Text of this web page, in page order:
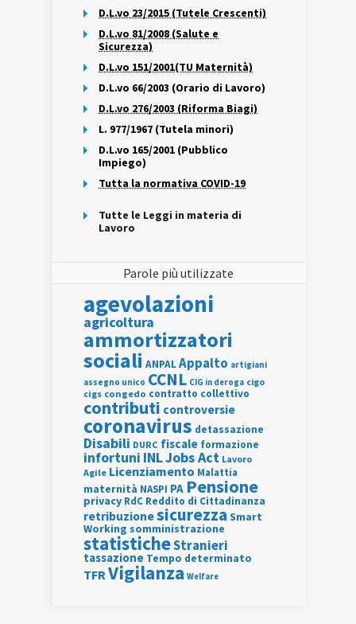
D.L.vo 23/2015 (Tutele Crescenti)
D.L.vo 81/2008 (Salute e
Sicurezza)
D.L.vo 151/2001(TU Maternità)
D.L.vo 66/2003 (Orario di Lavoro)
D.L.vo 276/2003 (Riforma Biagi)
L. 977/1967 (Tutela minori)
D.L.vo 165/2001 (Pubblico
Impiego)
Tutta la normativa COVID-19
Tutte le Leggi in materia di
Lavoro
Parole più utilizzate
agevolazioni
agricoltura
ammortizzatori
sociali ANPALAppalto artigiani
assegno unico CCNL CIG in deroga cigo
cigs congedo contratto collettivo
contributi controversie
coronavirus detassazione
Disabili DURC fiscale formazione
infortuni INLJobs Act Lavoro
Agile Licenziamento Malattia
maternità NASPI PA Pensione
privacy RdC Reddito di Cittadinanza
retribuzionesicurezza Smart
Working somministrazione
statisticheStranieri
tassazione Tempo determinato
TFR Vigilanza Welfare